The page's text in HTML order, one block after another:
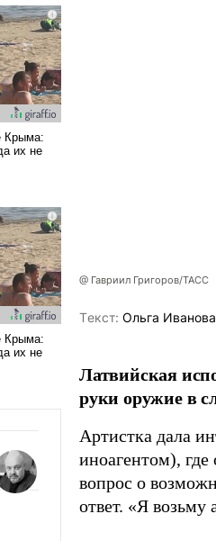
@ Гавриил Григоров/ТАСС
Tекст: Ольга Иванова
Латвийская
руки оружие в
Артистка дала
иноагентом), где
вопрос о
ответ. «Я возьму